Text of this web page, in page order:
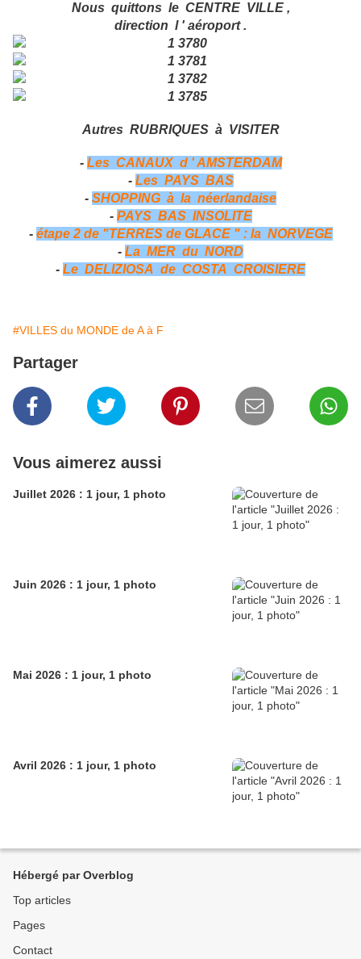
Nous quittons le CENTRE VILLE ,
direction l ' aéroport .
Autres RUBRIQUES à VISITER
- Les CANAUX d ' AMSTERDAM
- Les PAYS BAS
- SHOPPING à la néerlandaise
- PAYS BAS INSOLITE
- étape 2 de "TERRES de GLACE " : la NORVEGE
- La MER du NORD
- Le DELIZIOSA de COSTA CROISIERE
#VILLES du MONDE de A à F
Partager
Vous aimerez aussi
Juillet 2026 : 1 jour, 1 photo
Juin 2026 : 1 jour, 1 photo
Mai 2026 : 1 jour, 1 photo
Avril 2026 : 1 jour, 1 photo
Hébergé par Overblog
Top articles
Pages
Contact